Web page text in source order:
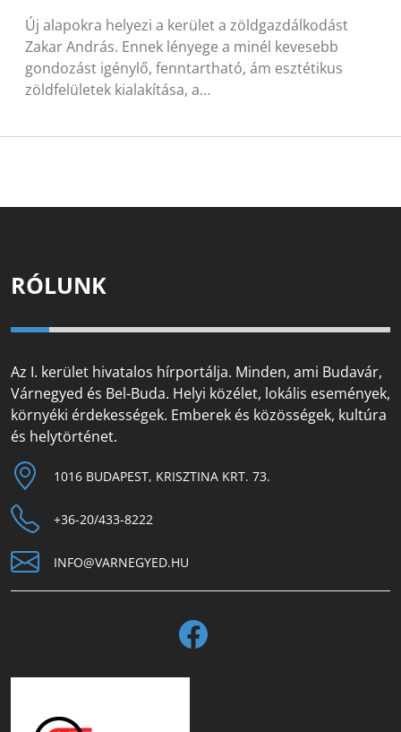
Új alapokra helyezi a kerület a zöldgazdálkodást
Zakar András. Ennek lényege a minél kevesebb
gondozást igénylő, fenntartható, ám esztétikus
zöldfelületek kialakítása, a…
RÓLUNK
Az I. kerület hivatalos hírportálja. Minden, ami Budavár,
Várnegyed és Bel-Buda. Helyi közélet, lokális események,
környéki érdekességek. Emberek és közösségek, kultúra
és helytörténet.
1016 BUDAPEST, KRISZTINA KRT. 73.
+36-20/433-8222
INFO@VARNEGYED.HU